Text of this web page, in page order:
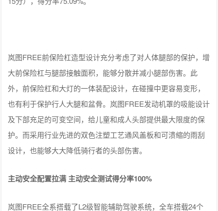
岚图FREE前保险杠造型设计充分考虑了对人体腿部的保护，增
大前保险杠与腿部接触面积，能够分散并减小腿部伤害。此
外，前保险杠和大灯的一体装配设计，在碰撞中更容易变形，
也有利于保护行人大腿和盆骨。岚图FREE发动机罩的吸能设计
及下部充足的可变空间，给儿童和成人头部提供最大限度的保
护。而采用行业先进的双色注塑工艺通风盖板和可溃缩的雨刮
设计，也能够大大降低骑行者的头部伤害。
主动安全配置拉满 主动安全测试得分率100%
岚图FREE全系搭载了L2级智能辅助驾驶系统，全车搭载24个